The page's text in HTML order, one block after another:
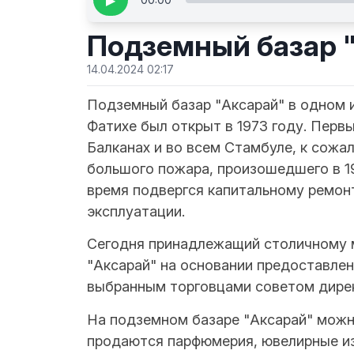
Подземный базар
14.04.2024 02:17
Подземный базар "Аксарай" в одном
Фатихе был открыт в 1973 году.
Балканах и во всем Стамбуле, к
большого пожара, произошедшего в
время подвергся капитальному
эксплуатации.
Сегодня принадлежащий
"Аксарай" на основании
выбранным торговцами советом
На подземном базаре "Аксарай"
продаются парфюмерия, ювелирные